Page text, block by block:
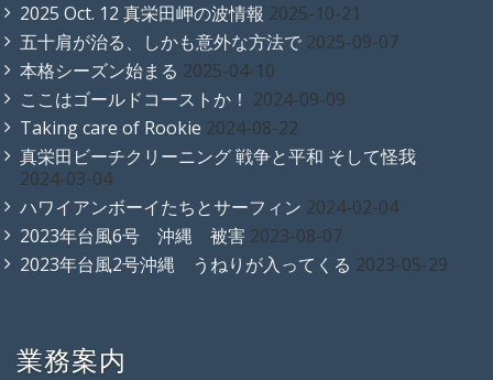
2025 Oct. 12 真栄田岬の波情報 2025-10-21
五十肩が治る、しかも意外な方法で 2025-09-07
本格シーズン始まる 2025-04-10
ここはゴールドコーストか！ 2024-09-09
Taking care of Rookie 2024-08-22
真栄田ビーチクリーニング 戦争と平和 そして怪我
2024-03-04
ハワイアンボーイたちとサーフィン 2024-02-04
2023年台風6号 沖縄 被害 2023-08-07
2023年台風2号沖縄 うねりが入ってくる 2023-05-29
業務案内